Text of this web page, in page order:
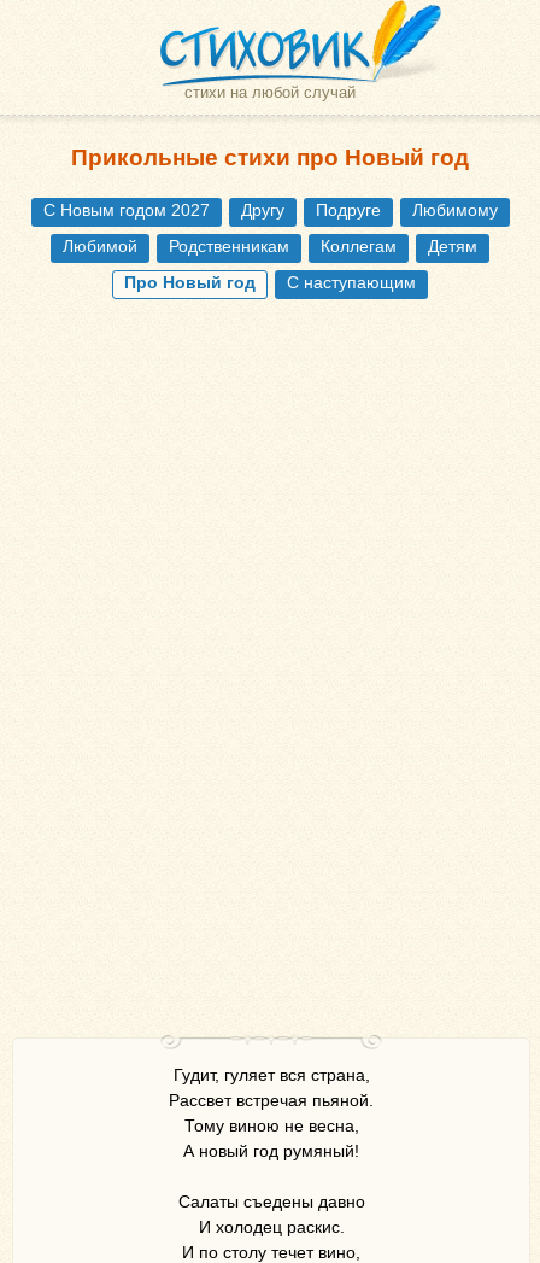
стихи на любой случай
Прикольные стихи про Новый год
С Новым годом 2027 Другу Подруге
Любимому
Любимой
Родственникам Коллегам
Детям
Про Новый год
С наступающим
Гудит, гуляет вся страна,
Рассвет встречая пьяной.
Тому виною не весна,
А новый год румяный!
Салаты съедены давно
И холодец раскис.
И по столу течет вино,